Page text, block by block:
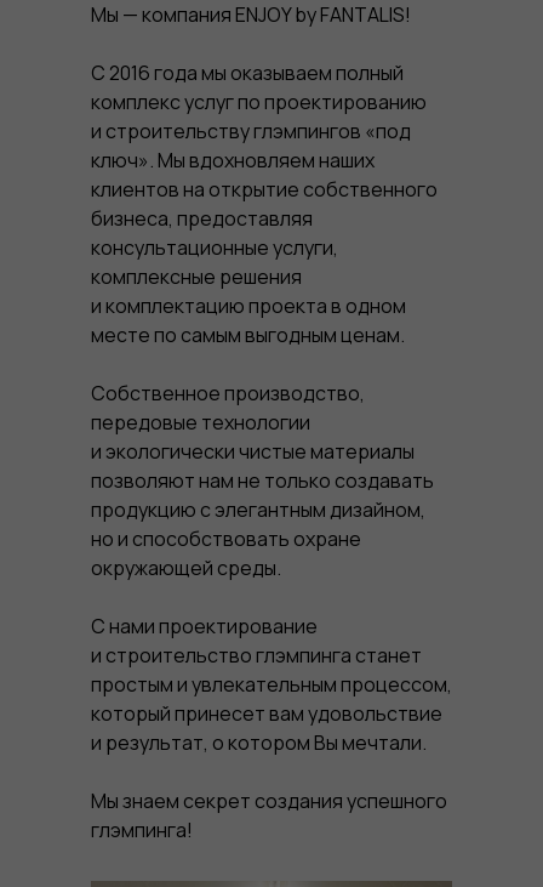
Мы — компания ENJOY by FANTALIS!
С 2016 года мы оказываем полный
комплекс услуг по проектированию
и строительству глэмпингов «под
ключ». Мы вдохновляем наших
клиентов на открытие собственного
бизнеса, предоставляя
консультационные услуги,
комплексные решения
и комплектацию проекта в одном
месте по самым выгодным ценам.
Собственное производство,
передовые технологии
и экологически чистые материалы
позволяют нам не только создавать
продукцию с элегантным дизайном,
но и способствовать охране
окружающей среды.
С нами проектирование
и строительство глэмпинга станет
простым и увлекательным процессом,
который принесет вам удовольствие
и результат, о котором Вы мечтали.
Мы знаем секрет создания успешного
глэмпинга!